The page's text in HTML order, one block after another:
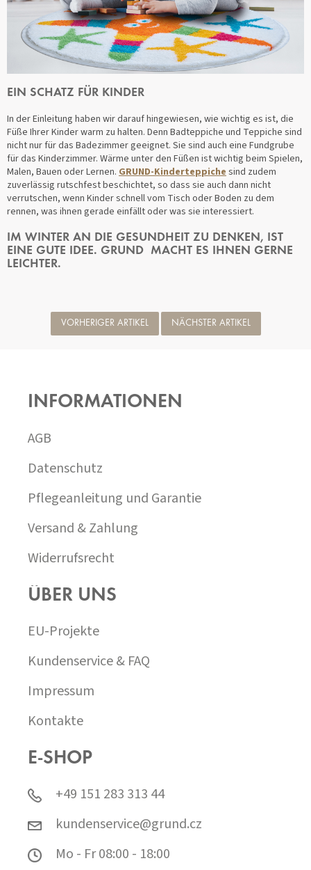
EIN SCHATZ FÜR KINDER
In der Einleitung haben wir darauf hingewiesen, wie wichtig es ist, die
Füße Ihrer Kinder warm zu halten. Denn Badteppiche und Teppiche sind
nicht nur für das Badezimmer geeignet. Sie sind auch eine Fundgrube
für das Kinderzimmer. Wärme unter den Füßen ist wichtig beim Spielen,
Malen, Bauen oder Lernen. GRUND-Kinderteppichesind zudem
zuverlässig rutschfest beschichtet, so dass sie auch dann nicht
verrutschen, wenn Kinder schnell vom Tisch oder Boden zu dem
rennen, was ihnen gerade einfällt oder was sie interessiert.
IM WINTER AN DIE GESUNDHEIT ZU DENKEN, IST
EINE GUTE IDEE. GRUND MACHT ES IHNEN GERNE
LEICHTER.
VORHERIGER ARTIKEL NÄCHSTER ARTIKEL
INFORMATIONEN
AGB
Datenschutz
Pflegeanleitung und Garantie
Versand & Zahlung
Widerrufsrecht
ÜBER UNS
EU-Projekte
Kundenservice & FAQ
Impressum
Kontakte
E-SHOP
+49 151 283 313 44
kundenservice@grund.cz
Mo - Fr 08:00 - 18:00